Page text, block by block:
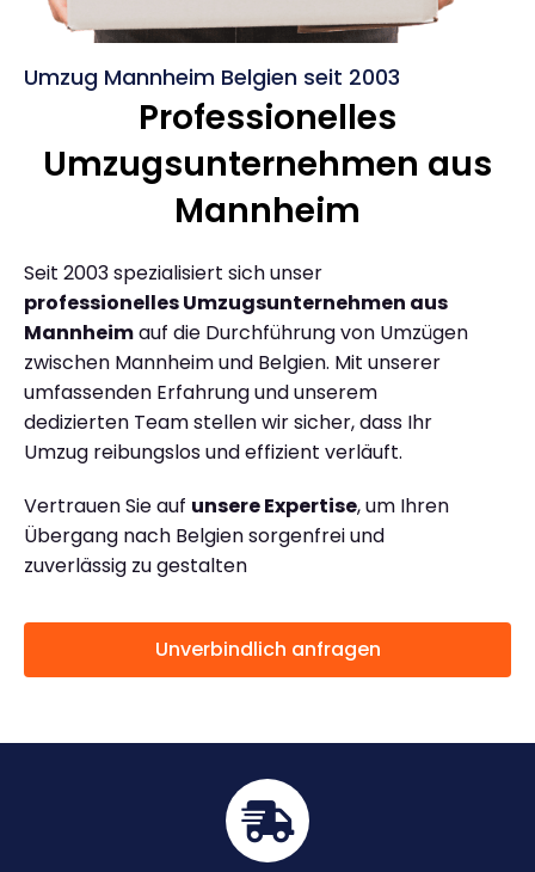
Umzug Mannheim Belgien seit 2003
Professionelles
Umzugsunternehmen aus
Mannheim
Seit 2003 spezialisiert sich unser
professionelles Umzugsunternehmen aus
Mannheimauf die Durchführung von Umzügen
zwischen Mannheim und Belgien. Mit unserer
umfassenden Erfahrung und unserem
dedizierten Team stellen wir sicher, dass Ihr
Umzug reibungslos und effizient verläuft.
Vertrauen Sie auf unsere Expertise, um Ihren
Übergang nach Belgien sorgenfrei und
zuverlässig zu gestalten
Unverbindlich anfragen